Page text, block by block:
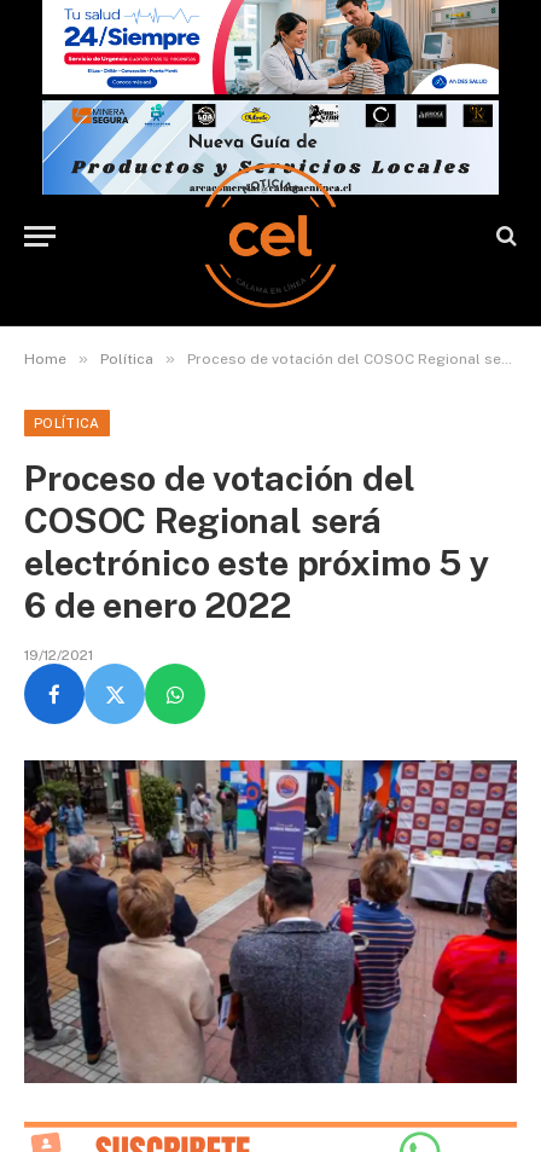
Home » Política » Proceso de votación del COSOC Regional será electrónico este próximo 5 y 6 de enero 2022
POLÍTICA
Proceso de votación del
COSOC Regional será
electrónico este próximo 5 y
6 de enero 2022
19/12/2021